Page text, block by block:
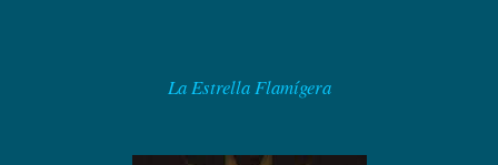
La Estrella Flamígera